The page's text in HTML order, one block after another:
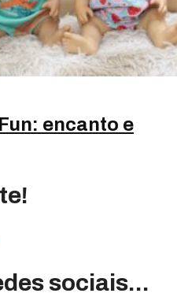
encanto e
sociais...